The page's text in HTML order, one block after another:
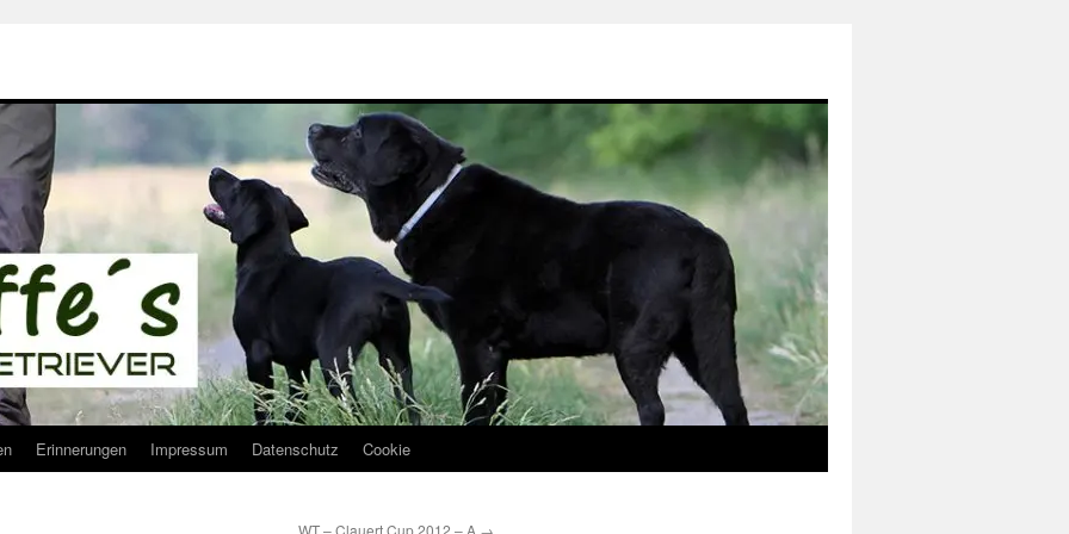
Erinnerungen Impressum Datenschutz Cookie
WT – Clauert Cup 2012 – A →